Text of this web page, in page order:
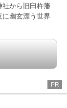
社から旧臼杵藩
幽玄漂う世界
PR